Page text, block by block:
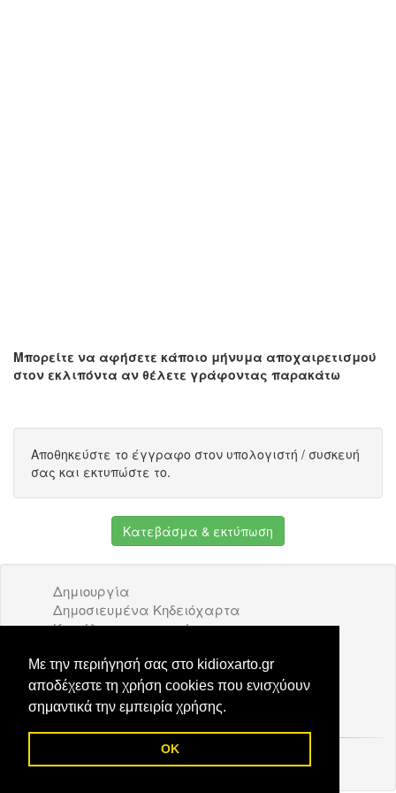
Με την περιήγησή σας στο kidioxarto.gr
αποδέχεστε τη χρήση cookies που ενισχύουν
σημαντικά την εμπειρία χρήσης.
OK
Μπορείτε να αφήσετε κάποιο μήνυμα αποχαιρετισμού
στον εκλιπόντα αν θέλετε γράφοντας παρακάτω
Αποθηκεύστε το έγγραφο στον υπολογιστή / συσκευή
σας και εκτυπώστε το.
Κατεβάσμα & εκτύπωση
Δημιουργία
Δημοσιευμένα Κηδειόχαρτα
Κατάλογος επιχειρήσεων
Διαφήμιση
Επικοινωνία
© 2026 Kidioxarto.gr /Επικοινωνία